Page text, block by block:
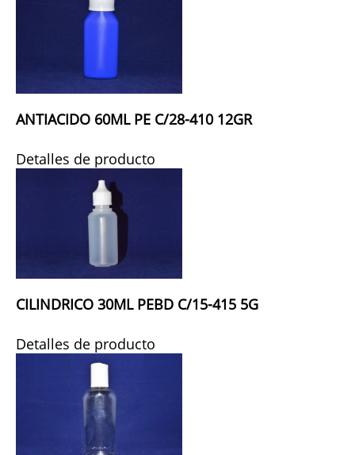
ANTIACIDO 60ML PE C/28-410 12GR
Detalles de producto
CILINDRICO 30ML PEBD C/15-415 5G
Detalles de producto